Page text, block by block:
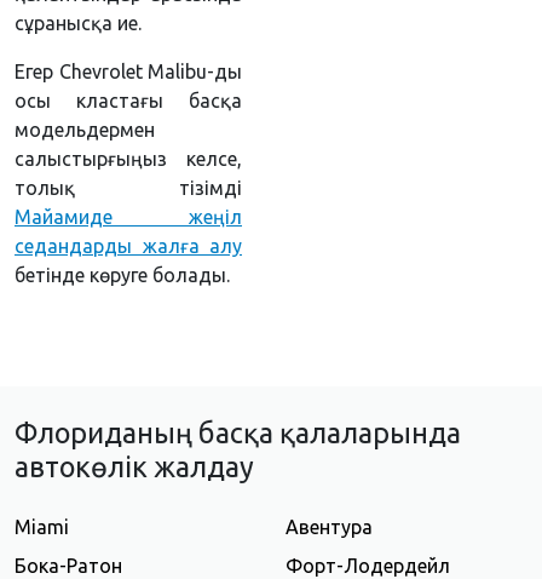
сұранысқа ие.
Егер Chevrolet Malibu-ды
осы кластағы басқа
модельдермен
салыстырғыңыз келсе,
толық тізімді
Майамиде жеңіл
седандарды жалға алу
бетінде көруге болады.
Флориданың басқа қалаларында
автокөлік жалдау
Miami
Авентура
Бока-Ратон
Форт-Лодердейл